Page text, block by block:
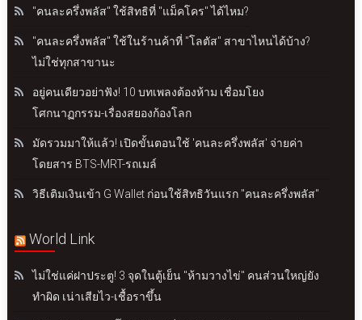
"คนละครึ่งพลัส" ใช้สิทธิที่ "แม็คโคร" ได้ไหม?
"คนละครึ่งพลัส" ใช้ในร้านค้าที่ "โลตัส" สาขาไหนได้บ้าง?
ไม่ใช่ทุกสาขานะ
อยู่คนเดียวอย่าฟัง! 10 บทเพลงต้องห้าม เชื่อมโยง
โศกนาฏกรรม-เรื่องสยองก้องโลก
มัดรวมมาให้แล้ว! เปิดขั้นตอนใช้ 'คนละครึ่งพลัส' จ่ายค่า
โดยสาร BTS-MRT-รถเมล์
วิธีเติมเงินเข้า G Wallet ก่อนใช้สิทธิวันแรก "คนละครึ่งพลัส"
World Link
ไม่ใช่แค่ฝาประตู! 3 จุดในตู้เย็น "ห้ามวางไข่" คนส่วนใหญ่ยัง
ทำผิด เน่าเสียไว-เชื้อราขึ้น